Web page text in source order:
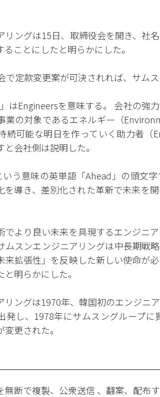
リングは15日、取締役会を開き、社
ことにしたと明らかにした。
で定款変更案が可決されれば、サムス
はEngineersを意味する。 会社の強
業の対象であるエネルギー（
続可能な明日を作っていく助力者（
会社側は説明した。
いう意味の英単語「Ahead」の頭文
を導き、差別化された革新で未来を
でより良い未来を具現するエンジニ
ムスンエンジニアリングは中長期戦
来拡張性」を反映した新しい使命が
明らかにした。
リングは1970年、韓国初のエンジニ
発し、1978年にサムスングループ
更された。
断で複製、公衆送信 、翻案、配布